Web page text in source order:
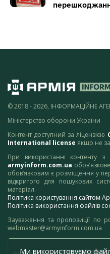
© 2018 - 2026, ІНФОРМАЦІЙНЕ
Міністерство оборони України
Контент доступний за ліцензією
International license якщо не
При використанні контенту
armyinform.com.ua
обов’язковим є розміщення у
відкритого для пошукових
матеріал.
Політика користування сайтом
Політика використання файлів
Зауваження та пропозиції по
webmaster@armyinform.com.ua
Ми використовуємо